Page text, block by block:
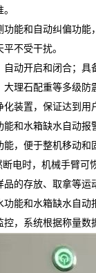
能和自动纠偏功能
不受干扰。
动开启和闭合；具
理石配重等多级防
装置，保证达到用
和水箱缺水自动报
，便于整机移动和
电时，机械手臂可
品的存放、取拿等运
能和水箱缺水自
，系统根据称量数